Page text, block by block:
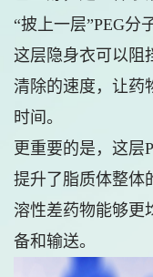
“披上一层”PEG分
这层隐身衣可以阻
清除的速度，让药
时间。
更重要的是，这层
提升了脂质体整体
溶性差药物能够更
备和输送。